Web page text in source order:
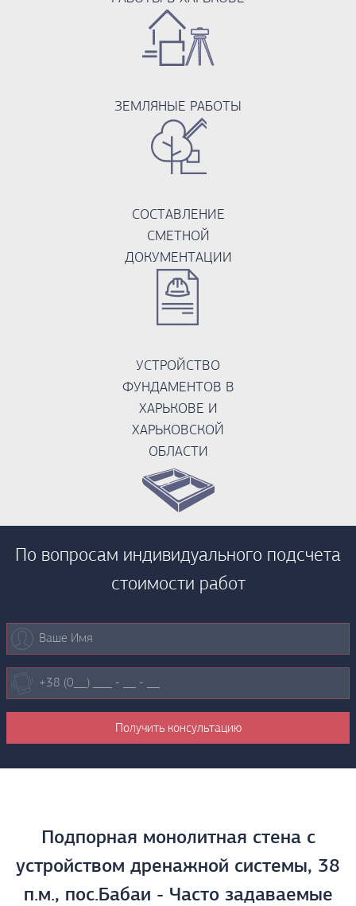
ЗЕМЛЯНЫЕ РАБОТЫ
СОСТАВЛЕНИЕ
СМЕТНОЙ
ДОКУМЕНТАЦИИ
УСТРОЙСТВО
ФУНДАМЕНТОВ В
ХАРЬКОВЕ И
ХАРЬКОВСКОЙ
ОБЛАСТИ
По вопросам индивидуального подсчета
стоимости работ
Подпорная монолитная стена с
устройством дренажной системы, 38
п.м., пос.Бабаи - Часто задаваемые